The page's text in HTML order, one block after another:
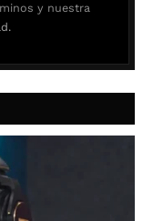
y nuestra